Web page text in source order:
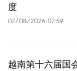
度
07/08/2026 07:59
越南第十六届国